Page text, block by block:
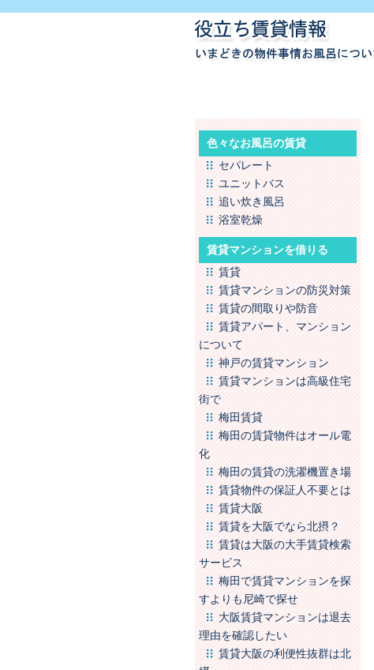
色々なお風呂の賃貸
セパレート
ユニットバス
追い炊き風呂
浴室乾燥
賃貸マンションを借りる
賃貸
賃貸マンションの防災対策
賃貸の間取りや防音
賃貸アパート、マンション
について
神戸の賃貸マンション
賃貸マンションは高級住宅
街で
梅田賃貸
梅田の賃貸物件はオール電
化
梅田の賃貸の洗濯機置き場
賃貸物件の保証人不要とは
賃貸大阪
賃貸を大阪でなら北摂？
賃貸は大阪の大手賃貸検索
サービス
梅田で賃貸マンションを探
すよりも尼崎で探せ
大阪賃貸マンションは退去
理由を確認したい
賃貸大阪の利便性抜群は北